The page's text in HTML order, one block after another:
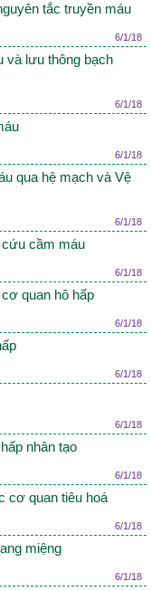
tắc truyền máu
6/1/18
và lưu thông bạch
6/1/18
6/1/18
qua hệ mạch và Vệ
6/1/18
cầm máu
6/1/18
quan hô hấp
6/1/18
6/1/18
6/1/18
nhân tạo
6/1/18
cơ quan tiêu hoá
6/1/18
miệng
6/1/18